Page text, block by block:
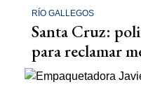
RÍO GALLEGOS
Santa Cruz:
para reclamar